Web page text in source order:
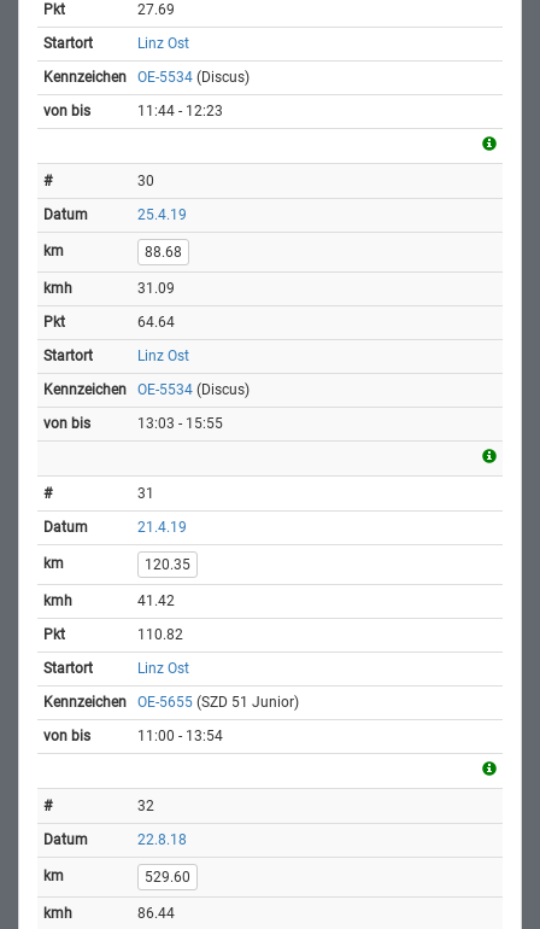
27.69
Linz Ost
OE-5534 (Discus)
11:44 - 12:23
30
25.4.19
88.68
31.09
64.64
Linz Ost
OE-5534 (Discus)
13:03 - 15:55
31
21.4.19
120.35
41.42
110.82
Linz Ost
OE-5655 (SZD 51 Junior)
11:00 - 13:54
32
22.8.18
529.60
86.44